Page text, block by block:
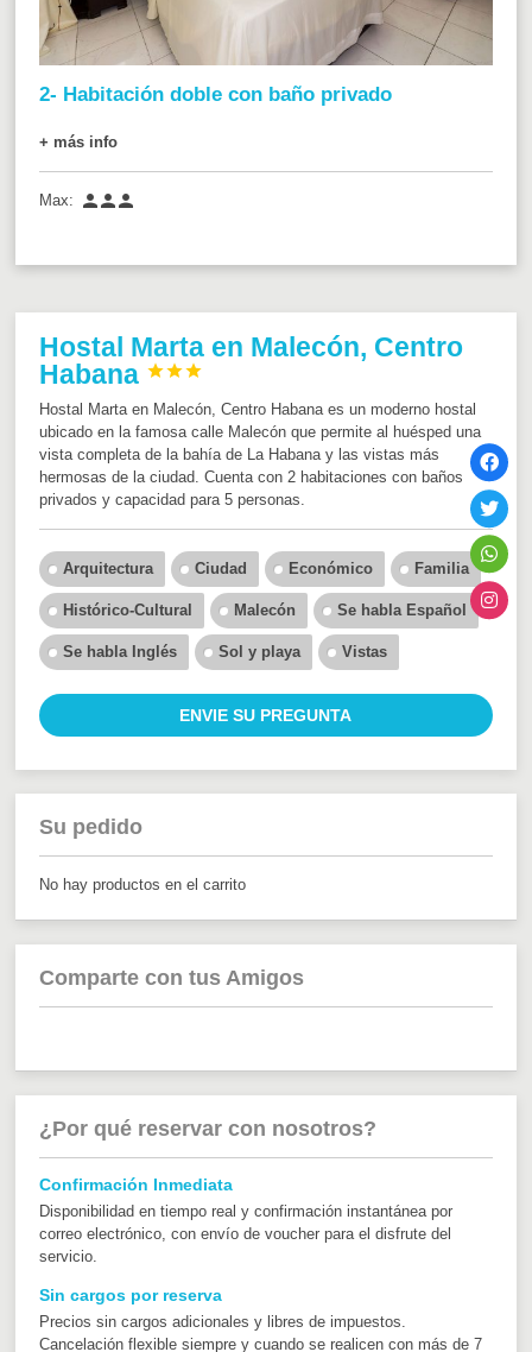
2- Habitación doble con baño privado
+ más info
Max: 
Hostal Marta en Malecón, Centro
Habana



Hostal Marta en Malecón, Centro Habana es un moderno hostal
ubicado en la famosa calle Malecón que permite al huésped una
vista completa de la bahía de La Habana y las vistas más
hermosas de la ciudad. Cuenta con 2 habitaciones con baños
privados y capacidad para 5 personas.
Arquitectura Ciudad Económico Familia
Histórico-Cultural Malecón Se habla Español
Se habla Inglés Sol y playa Vistas
ENVIE SU PREGUNTA
Su pedido
No hay productos en el carrito
Comparte con tus Amigos
¿Por qué reservar con nosotros?
Confirmación Inmediata
Disponibilidad en tiempo real y confirmación instantánea por
correo electrónico, con envío de voucher para el disfrute del
servicio.
Sin cargos por reserva
Precios sin cargos adicionales y libres de impuestos.
Cancelación flexible siempre y cuando se realicen con más de 7